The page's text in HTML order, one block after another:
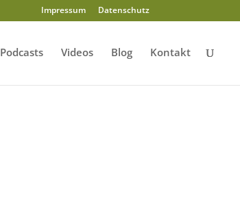
Impressum Datenschutz
Podcasts Videos Blog Kontakt